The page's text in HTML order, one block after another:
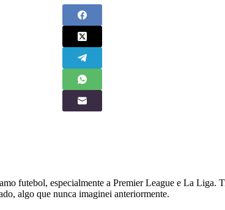
futebol, especialmente a Premier League e La Liga.
algo que nunca imaginei anteriormente.